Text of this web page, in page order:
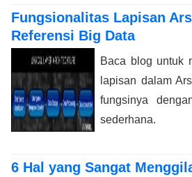
Fungsionalitas Lapisan
Referensi Big Data
Baca blog untuk
lapisan dalam
fungsinya
sederhana.
6 Hal yang Sangat